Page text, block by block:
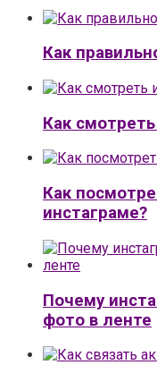
Как
Как
Как
инстаграме?
Почему
фото в ленте